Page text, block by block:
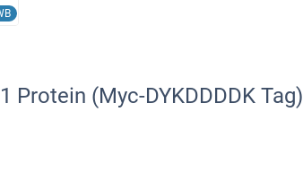
Protein (Myc-DYKDDDDK Tag)